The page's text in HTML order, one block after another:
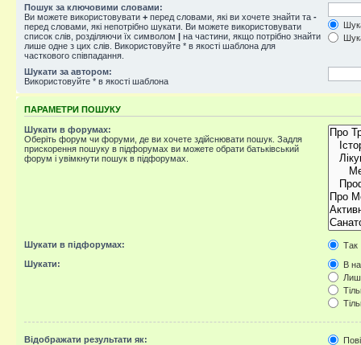
Пошук за ключовими словами:
Ви можете використовувати + перед словами, які ви хочете знайти та -
перед словами, які непотрібно шукати. Ви можете використовувати
список слів, розділяючи їх символом | на частини, якщо потрібно знайти
лише одне з цих слів. Використовуйте * в якості шаблона для
часткового співпадання.
Шукати за автором:
Використовуйте * в якості шаблона
ПАРАМЕТРИ ПОШУКУ
Шукати в форумах:
Оберіть форум чи форуми, де ви хочете здійснювати пошук. Задля
прискорення пошуку в підфорумах ви можете обрати батьківський
форум і увімкнути пошук в підфорумах.
Шукати в підфорумах:
Так
Шукати:
В
Відображати результати як: